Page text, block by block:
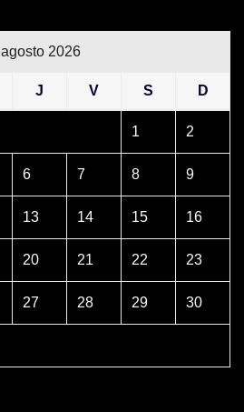
agosto 2026
J V S D
1 2
6 7 8 9
13 14 15 16
20 21 22 23
27 28 29 30